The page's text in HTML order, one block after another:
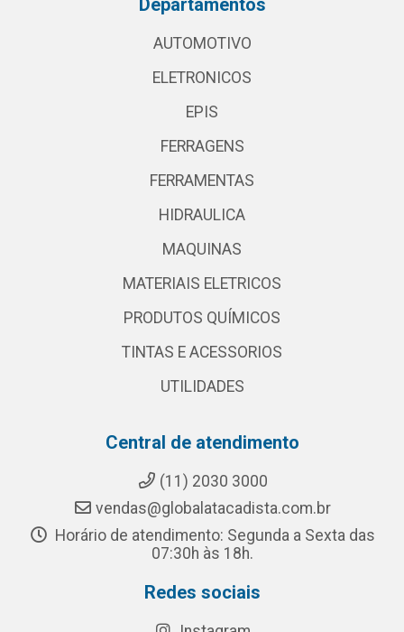
Departamentos
AUTOMOTIVO
ELETRONICOS
EPIS
FERRAGENS
FERRAMENTAS
HIDRAULICA
MAQUINAS
MATERIAIS ELETRICOS
PRODUTOS QUÍMICOS
TINTAS E ACESSORIOS
UTILIDADES
Central de atendimento
(11) 2030 3000
vendas@globalatacadista.com.br
Horário de atendimento: Segunda a Sexta das
07:30h às 18h.
Redes sociais